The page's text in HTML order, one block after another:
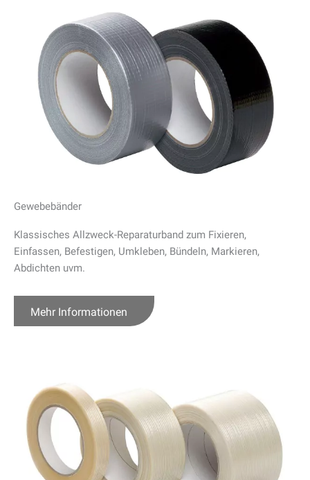
Gewebebänder
Klassisches Allzweck-Reparaturband zum Fixieren,
Einfassen, Befestigen, Umkleben, Bündeln, Markieren,
Abdichten uvm.
Mehr Informationen